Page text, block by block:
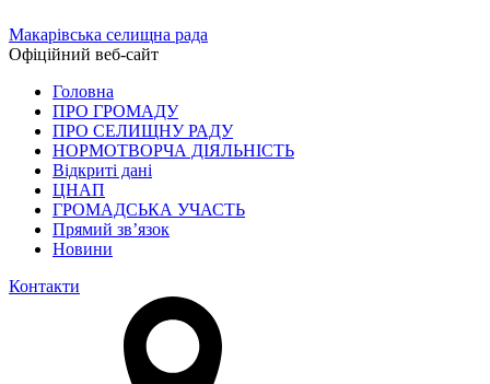
Макарівська селищна рада
Офіційний веб-сайт
Головна
ПРО ГРОМАДУ
ПРО СЕЛИЩНУ РАДУ
НОРМОТВОРЧА ДІЯЛЬНІСТЬ
Відкриті дані
ЦНАП
ГРОМАДСЬКА УЧАСТЬ
Прямий зв’язок
Новини
Контакти